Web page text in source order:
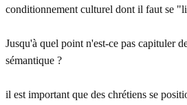
conditionnement culturel dont il faut se
Jusqu'à quel point n'est-ce pas capituler
sémantique ?
il est important que des chrétiens se